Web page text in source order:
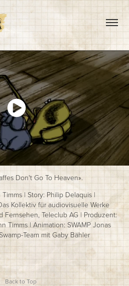
Don't Go To Heaven».
| Story: Philip Delaquis |
Kollektiv für audiovisuelle Werke
Fernsehen, Teleclub AG | Produzent:
Timms | Animation: SWAMP Jonas
Team mit Gaby Bähler
Back to Top